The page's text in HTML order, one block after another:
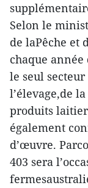
Selon le
de laPêche et
chaque
le seul secteur
l’élevage,de
produits
également
d’œuvre.
403 sera